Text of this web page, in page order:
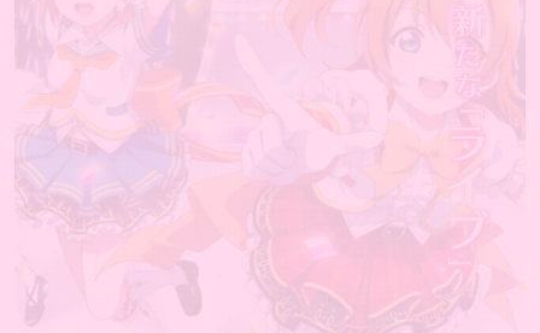
ABOUT
MEMBER
MOVIE
SYSTEM